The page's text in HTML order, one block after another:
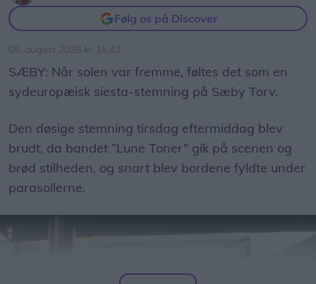
spærret af ved nogle af trampolinerne og ved
legehusene, siger Sara Løvschall Grøntved.
05. august 2026 kl. 15.42
SÆBY: Når solen var fremme, føltes det som en
sydeuropæisk siesta-stemning på Sæby Torv.
brudt, da bandet ”Lune Toner” gik på scenen og
brød stilheden, og snart blev bordene fyldte under
parasollerne.
Vis mere